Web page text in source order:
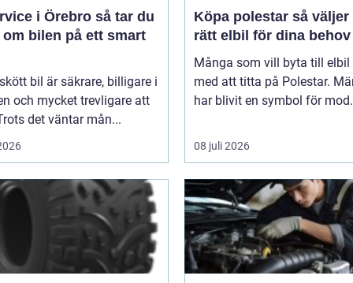
i Örebro så tar du
om bilen på ett smart
bil är säkrare, billigare i
och mycket trevligare att
det väntar mån...
Köpa polestar så väljer du
rätt elbil för dina behov
Många som vill byta till elbil
med att titta på Polestar.
har blivit en symbol för
08 juli 2026